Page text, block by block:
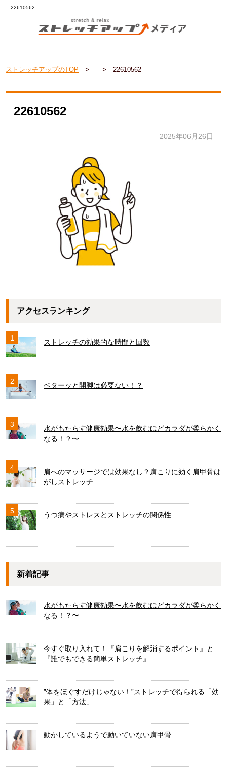
22610562
ストレッチアップのTOP > > 22610562
22610562
2025年06月26日
アクセスランキング
1 ストレッチの効果的な時間と回数
2 ベターッと開脚は必要ない！？
3
水がもたらす健康効果〜水を飲むほどカラダが柔らかく
なる！？〜
4
肩へのマッサージでは効果なし？肩こりに効く肩甲骨は
がしストレッチ
5 うつ病やストレスとストレッチの関係性
新着記事
水がもたらす健康効果〜水を飲むほどカラダが柔らかく
なる！？〜
今すぐ取り入れて！『肩こりを解消するポイント』と
『誰でもできる簡単ストレッチ』
”体をほぐすだけじゃない！”ストレッチで得られる「効
果」と「方法」
動かしているようで動いていない肩甲骨